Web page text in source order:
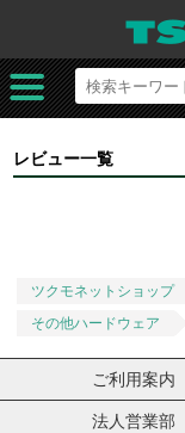
レビュー一覧
ツクモネットショップ
その他ハードウェア
ご利用案内
法人営業部